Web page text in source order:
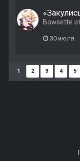
Bowsette
30 июля
1 2 3 4 5